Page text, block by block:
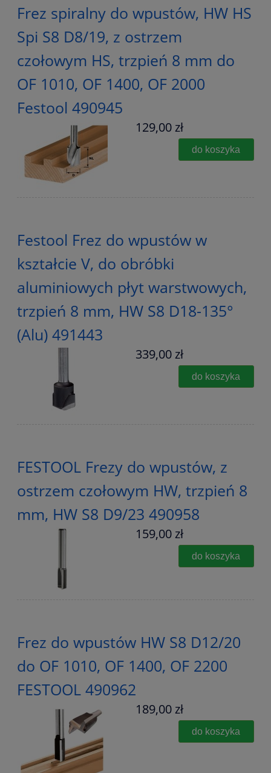
Frez spiralny do wpustów, HW HS
Spi S8 D8/19, z ostrzem
czołowym HS, trzpień 8 mm do
OF 1010, OF 1400, OF 2000
Festool 490945
129,00 zł
do koszyka
Festool Frez do wpustów w
kształcie V, do obróbki
aluminiowych płyt warstwowych,
trzpień 8 mm, HW S8 D18-135°
(Alu) 491443
339,00 zł
do koszyka
FESTOOL Frezy do wpustów, z
ostrzem czołowym HW, trzpień 8
mm, HW S8 D9/23 490958
159,00 zł
do koszyka
Frez do wpustów HW S8 D12/20
do OF 1010, OF 1400, OF 2200
FESTOOL 490962
189,00 zł
do koszyka